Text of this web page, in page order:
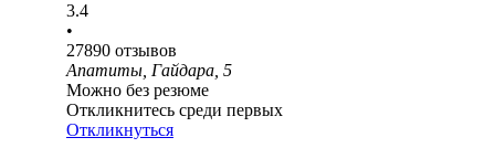
3.4
•
27890 отзывов
Апатиты, Гайдара, 5
Можно без резюме
Откликнитесь среди первых
Откликнуться